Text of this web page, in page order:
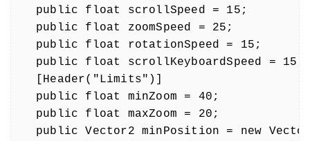
public float scrollSpeed = 15;
public float zoomSpeed = 25;
public float rotationSpeed = 15;
public float scrollKeyboardSpeed = 15;
[Header("Limits")]
public float minZoom = 40;
public float maxZoom = 20;
public Vector2 minPosition = new